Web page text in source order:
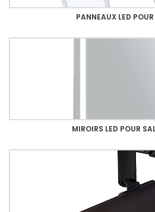
PANNEAUX LED
MIROIRS LED POUR